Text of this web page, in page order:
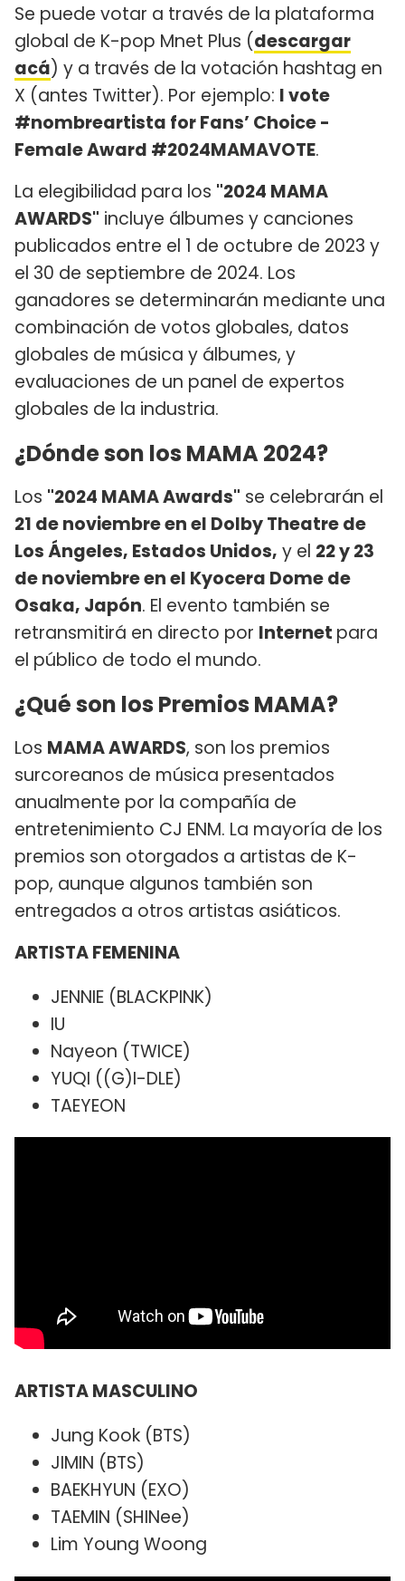
Se puede votar a través de la plataforma
global de K-pop Mnet Plus (descargar
acá) y a través de la votación hashtag en
X (antes Twitter). Por ejemplo: I vote
#nombreartista for Fans’ Choice -
Female Award #2024MAMAVOTE.
La elegibilidad para los "2024 MAMA
AWARDS" incluye álbumes y canciones
publicados entre el 1 de octubre de 2023 y
el 30 de septiembre de 2024. Los
ganadores se determinarán mediante una
combinación de votos globales, datos
globales de música y álbumes, y
evaluaciones de un panel de expertos
globales de la industria.
¿Dónde son los MAMA 2024?
Los "2024 MAMA Awards" se celebrarán el
21 de noviembre en el Dolby Theatre de
Los Ángeles, Estados Unidos, y el 22 y 23
de noviembre en el Kyocera Dome de
Osaka, Japón. El evento también se
retransmitirá en directo por Internet para
el público de todo el mundo.
¿Qué son los Premios MAMA?
Los MAMA AWARDS, son los premios
surcoreanos de música presentados
anualmente por la compañía de
entretenimiento CJ ENM. La mayoría de los
premios son otorgados a artistas de K-
pop, aunque algunos también son
entregados a otros artistas asiáticos.
ARTISTA FEMENINA
JENNIE (BLACKPINK)
IU
Nayeon (TWICE)
YUQI ((G)I-DLE)
TAEYEON
ARTISTA MASCULINO
Jung Kook (BTS)
JIMIN (BTS)
BAEKHYUN (EXO)
TAEMIN (SHINee)
Lim Young Woong